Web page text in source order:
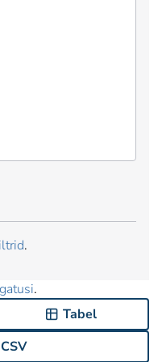
.
.
Tabel